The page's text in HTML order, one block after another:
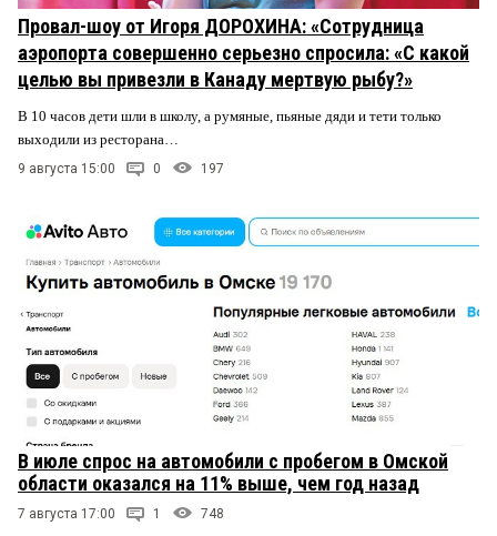
Провал-шоу от Игоря ДОРОХИНА: «Сотрудница
аэропорта совершенно серьезно спросила: «С какой
целью вы привезли в Канаду мертвую рыбу?»
В 10 часов дети шли в школу, а румяные, пьяные дяди и тети только
выходили из ресторана…
9 августа 15:00 0 197
В июле спрос на автомобили с пробегом в Омской
области оказался на 11% выше, чем год назад
7 августа 17:00 1 748